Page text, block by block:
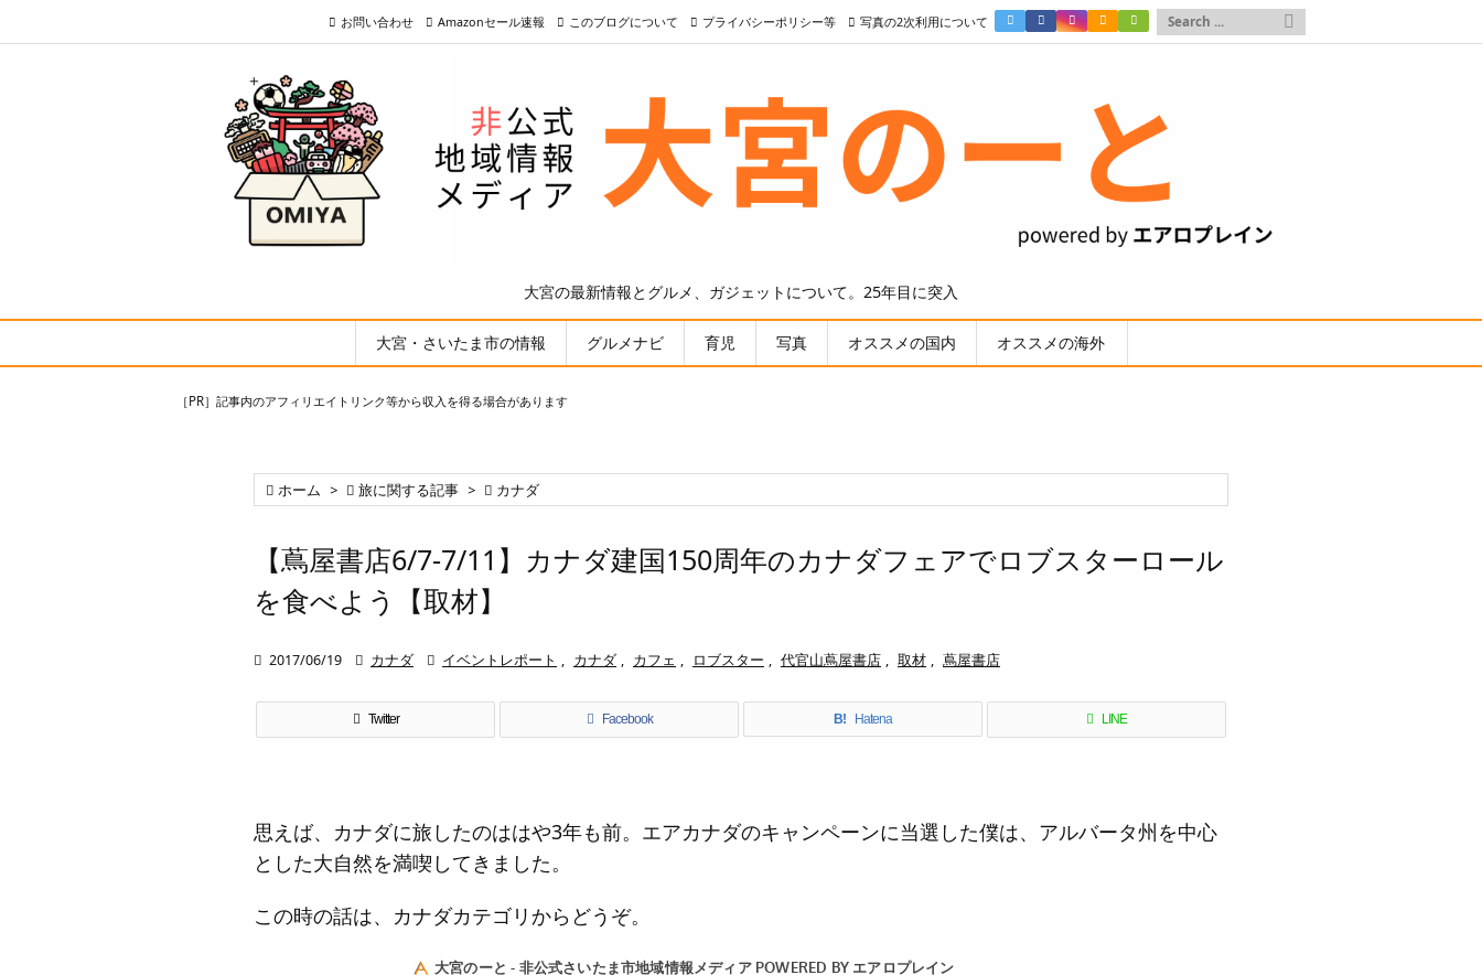
大宮の最新情報とグルメ、ガジェットについて。25年目に突入
大宮・さいたま市の情報 グルメナビ 育児 写真 オススメの国内 オススメの海外
お問い合わせ Amazonセール速報 このブログについて プライバシーポリシー等 写真の2次利用について 
［PR］記事内のアフィリエイトリンク等から収入を得る場合があります
 ホーム >  旅に関する記事 >  カナダ
【蔦屋書店6/7-7/11】カナダ建国150周年のカナダフェアでロブスターロール
を食べよう【取材】
 2017/06/19  カナダ  イベントレポート , カナダ , カフェ , ロブスター , 代官山蔦屋書店 , 取材 , 蔦屋書店
Twitter Facebook B! Hatena LINE
思えば、カナダに旅したのははや3年も前。エアカナダのキャンペーンに当選した僕は、アルバータ州を中心
とした大自然を満喫してきました。
この時の話は、カナダカテゴリからどうぞ。